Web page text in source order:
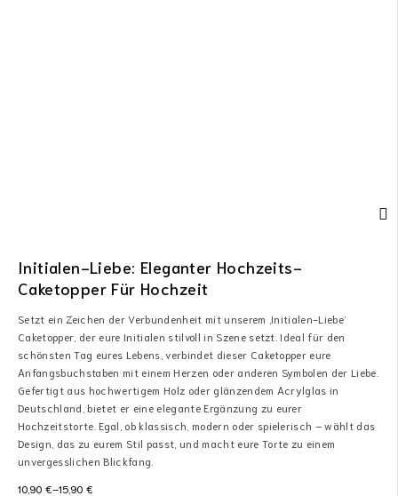
Initialen-Liebe: Eleganter Hochzeits-
Caketopper Für Hochzeit
Setzt ein Zeichen der Verbundenheit mit unserem ‚Initialen-Liebe‘
Caketopper, der eure Initialen stilvoll in Szene setzt. Ideal für den
schönsten Tag eures Lebens, verbindet dieser Caketopper eure
Anfangsbuchstaben mit einem Herzen oder anderen Symbolen der Liebe.
Gefertigt aus hochwertigem Holz oder glänzendem Acrylglas in
Deutschland, bietet er eine elegante Ergänzung zu eurer
Hochzeitstorte. Egal, ob klassisch, modern oder spielerisch – wählt das
Design, das zu eurem Stil passt, und macht eure Torte zu einem
unvergesslichen Blickfang.
10,90 €–15,90 €